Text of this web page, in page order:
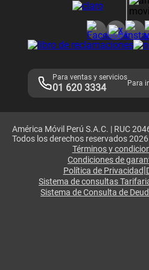
Adquirientes iPhone 6, 6S y SE
Mensaje de Seguridad
Términos y Condiciones de Tienda
Libro de Reclamaciones
Para ventas y servicios
01 620 3334 Para
América Móvil Perú S.A.C. | RUC
Todos los derechos reservados 2026
Términos y
Condiciones de
Política de Privacidad|
Sistema de consultas
Sistema de Consulta de